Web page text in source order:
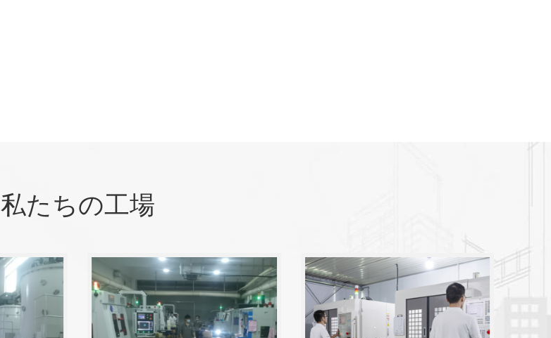
私たちの工場